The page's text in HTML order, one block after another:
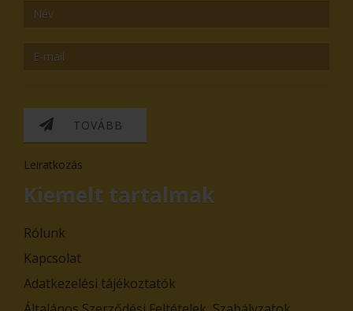
TOVÁBB
Leiratkozás
Kiemelt tartalmak
Rólunk
Kapcsolat
Adatkezelési tájékoztatók